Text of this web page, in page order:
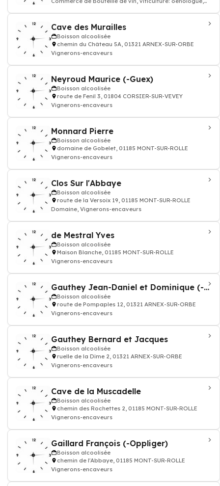
Cave des Murailles
Boisson alcoolisée
chemin du Château 5A, 01321 ARNEX-SUR-ORBE
Vignerons-encaveurs
Neyroud Maurice (-Guex)
Boisson alcoolisée
route de Fenil 3, 01804 CORSIER-SUR-VEVEY
Vignerons-encaveurs
Monnard Pierre
Boisson alcoolisée
domaine de Gobelet, 01185 MONT-SUR-ROLLE
Vignerons-encaveurs
Clos Sur l'Abbaye
Boisson alcoolisée
route de la Versoix 19, 01185 MONT-SUR-ROLLE
Domaine, Vignerons-encaveurs
de Mestral Yves
Boisson alcoolisée
Maison Blanche, 01185 MONT-SUR-ROLLE
Vignerons-encaveurs
Gauthey Jean-Daniel et Dominique (-Baudat)
Boisson alcoolisée
route de Pompaples 12, 01321 ARNEX-SUR-ORBE
Vignerons-encaveurs
Gauthey Bernard et Jacques
Boisson alcoolisée
ruelle de la Dîme 2, 01321 ARNEX-SUR-ORBE
Vignerons-encaveurs
Cave de la Muscadelle
Boisson alcoolisée
chemin des Rochettes 2, 01185 MONT-SUR-ROLLE
Vignerons-encaveurs
Gaillard François (-Oppliger)
Boisson alcoolisée
chemin de l'Abbaye, 01185 MONT-SUR-ROLLE
Vignerons-encaveurs